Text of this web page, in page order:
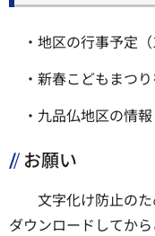
・地区の行事予定（
・新春こどもまつ
・九品仏地区の情
お願い
文字化け防止の
ダウンロードしてから